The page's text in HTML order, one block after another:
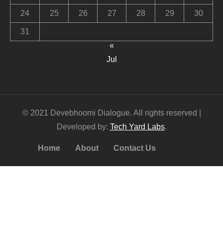
24 25 26 27 28 29 30
31
«
Jul
© 2021 Devebhoomi Dialogue. All rights reserved |
Developed by: Tech Yard Labs.
Home About Contact Us